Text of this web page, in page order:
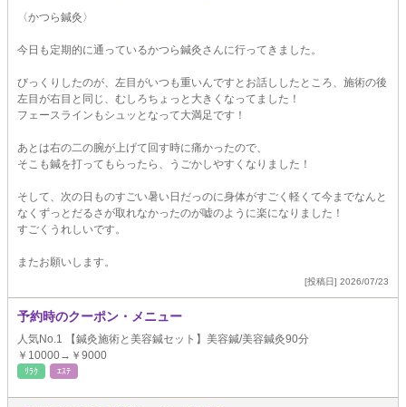
〈かつら鍼灸〉
今日も定期的に通っているかつら鍼灸さんに行ってきました。
びっくりしたのが、左目がいつも重いんですとお話ししたところ、施術の後
左目が右目と同じ、むしろちょっと大きくなってました！
フェースラインもシュッとなって大満足です！
あとは右の二の腕が上げて回す時に痛かったので、
そこも鍼を打ってもらったら、うごかしやすくなりました！
そして、次の日ものすごい暑い日だっのに身体がすごく軽くて今までなんと
なくずっとだるさが取れなかったのが嘘のように楽になりました！
すごくうれしいです。
またお願いします。
[投稿日] 2026/07/23
予約時のクーポン・メニュー
人気No.1 【鍼灸施術と美容鍼セット】美容鍼/美容鍼灸90分
￥10000→￥9000
ﾘﾗｸ ｴｽﾃ